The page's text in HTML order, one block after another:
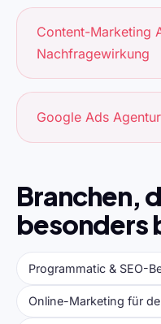
Content-Marketing
Nachfragewirkung
Google Ads
Branchen,
besonders
Programmatic & SEO-
Online-Marketing für